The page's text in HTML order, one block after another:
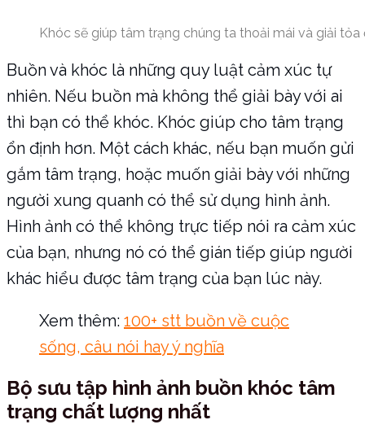
Khóc sẽ giúp tâm trạng chúng ta thoải mái và giải
Buồn và khóc là những quy luật cảm xúc tự
nhiên. Nếu buồn mà không thể giải bày với ai
thì bạn có thể khóc. Khóc giúp cho tâm trạng
ổn định hơn. Một cách khác, nếu bạn muốn gửi
gắm tâm trạng, hoặc muốn giải bày với những
người xung quanh có thể sử dụng hình ảnh.
Hình ảnh có thể không trực tiếp nói ra cảm xúc
của bạn, nhưng nó có thể gián tiếp giúp người
khác hiểu được tâm trạng của bạn lúc này.
Xem thêm: 100+ stt buồn về cuộc
sống, câu nói hay ý nghĩa
Bộ sưu tập hình ảnh buồn khóc tâm
trạng chất lượng nhất